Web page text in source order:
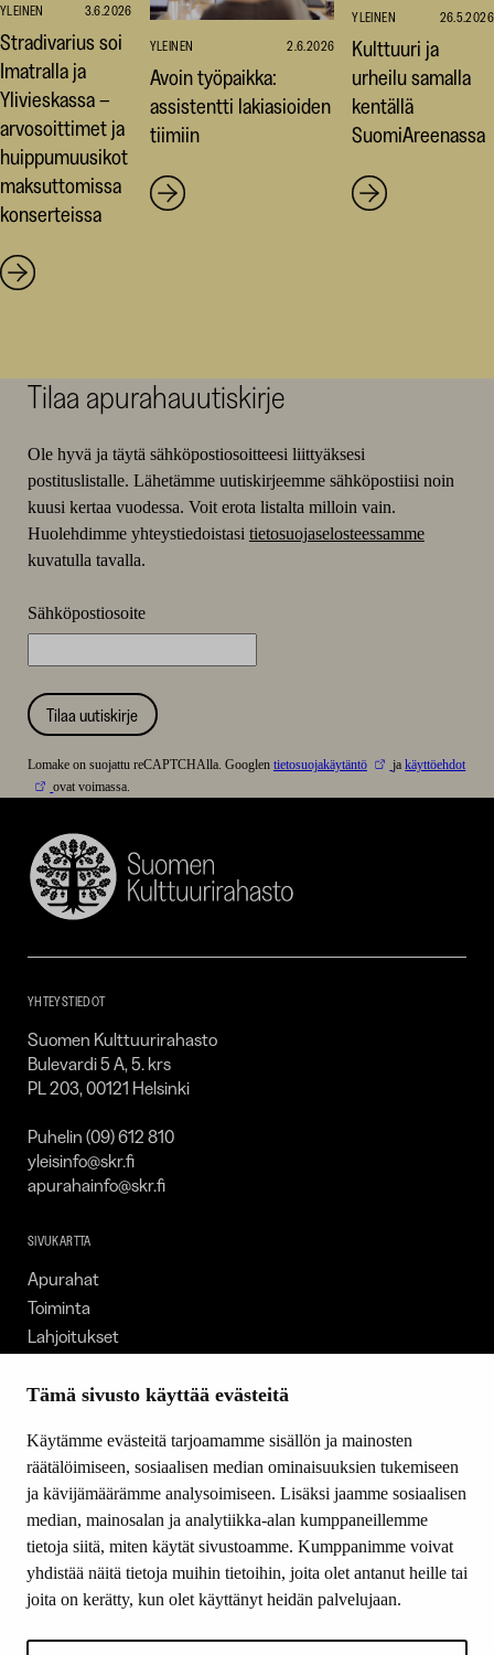
Tämä sivusto käyttää evästeitä
Käytämme evästeitä tarjoamamme sisällön ja mainosten
räätälöimiseen, sosiaalisen median ominaisuuksien tukemiseen
ja kävijämäärämme analysoimiseen. Lisäksi jaamme sosiaalisen
median, mainosalan ja analytiikka-alan kumppaneillemme
tietoja siitä, miten käytät sivustoamme. Kumppanimme voivat
yhdistää näitä tietoja muihin tietoihin, joita olet antanut heille tai
joita on kerätty, kun olet käyttänyt heidän palvelujaan.
YLEINEN 3.6.2026
Stradivarius soi
Imatralla ja
Ylivieskassa –
arvosoittimet ja
huippumuusikot
maksuttomissa
konserteissa
YLEINEN 2.6.2026
Avoin työpaikka:
assistentti lakiasioiden
tiimiin
YLEINEN 26.5.2026
Kulttuuri ja
urheilu samalla
kentällä
SuomiAreenassa
Tilaa apurahauutiskirje
Ole hyvä ja täytä sähköpostiosoitteesi liittyäksesi
postituslistalle. Lähetämme uutiskirjeemme sähköpostiisi noin
kuusi kertaa vuodessa. Voit erota listalta milloin vain.
Huolehdimme yhteystiedoistasi tietosuojaselosteessamme
kuvatulla tavalla.
Sähköpostiosoite
Tilaa uutiskirje
Lomake on suojattu reCAPTCHAlla. Googlen tietosuojakäytäntö jakäyttöehdot
ovat voimassa.
Suomen
Kulttuurirahasto
YHTEYSTIEDOT
Suomen Kulttuurirahasto
Bulevardi 5 A, 5. krs
PL 203, 00121 Helsinki
Puhelin (09) 612 810
yleisinfo@skr.fi
apurahainfo@skr.fi
SIVUKARTTA
Apurahat
Toiminta
Lahjoitukset
Ajankohtaista
Yhteystiedot
SEURAA MEITÄ
Facebook
Instagram
LinkedIn